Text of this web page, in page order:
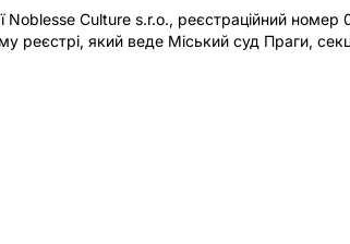
Culture s.r.o., реєстраційний
реєстрі, який веде Міський суд Праги,